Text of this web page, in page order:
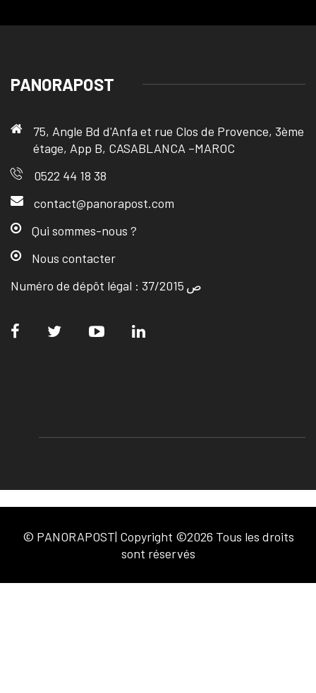
PANORAPOST
75, Angle Bd d'Anfa et rue Clos de Provence, 3ème
étage, App B, CASABLANCA –MAROC
0522 44 18 38
contact@panorapost.com
Qui sommes-nous ?
Nous contacter
Numéro de dépôt légal : ص 37/2015
© PANORAPOST| Copyright ©2026 Tous les droits
sont réservés